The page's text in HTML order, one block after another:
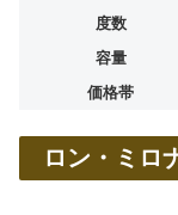
度数
容量
価格帯
ロン・ミロ